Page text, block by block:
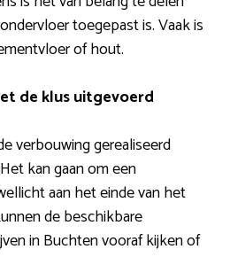
toegepast is. Vaak is
of hout.
de klus uitgevoerd
verbouwing gerealiseerd
kan gaan om een
aan het einde van het
de beschikbare
in Buchten vooraf kijken of